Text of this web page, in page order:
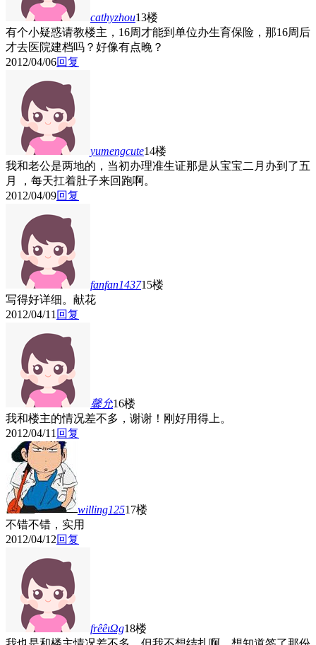
cathyzhou13楼
有个小疑惑请教楼主，16周才能到单位办生育保险，那16周后
才去医院建档吗？好像有点晚？
2012/04/06回复
yumengcute14楼
我和老公是两地的，当初办理准生证那是从宝宝二月办到了五
月 ，每天扛着肚子来回跑啊。
2012/04/09回复
fanfan143715楼
写得好详细。献花
2012/04/11回复
馨允16楼
我和楼主的情况差不多，谢谢！刚好用得上。
2012/04/11回复
willing12517楼
不错不错，实用
2012/04/12回复
frêêιΩg18楼